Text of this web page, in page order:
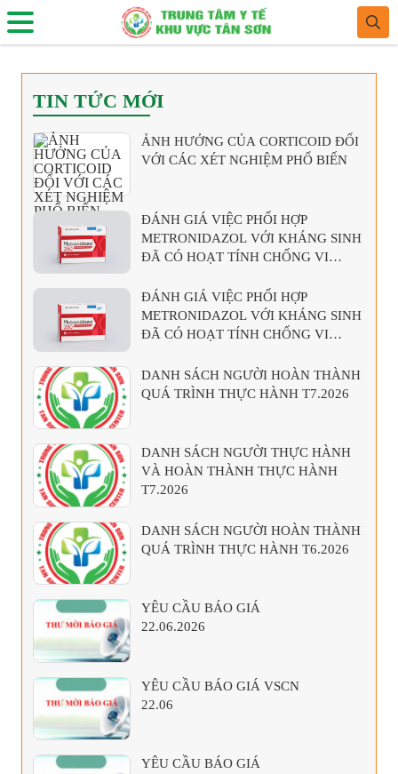
TIN TỨC MỚI
ẢNH HƯỞNG CỦA CORTICOID ĐỐI
VỚI CÁC XÉT NGHIỆM PHỔ BIẾN
ĐÁNH GIÁ VIỆC PHỐI HỢP
METRONIDAZOL VỚI KHÁNG SINH
ĐÃ CÓ HOẠT TÍNH CHỐNG VI
ĐÁNH GIÁ VIỆC PHỐI HỢP
METRONIDAZOL VỚI KHÁNG SINH
ĐÃ CÓ HOẠT TÍNH CHỐNG VI
DANH SÁCH NGƯỜI HOÀN THÀNH
QUÁ TRÌNH THỰC HÀNH T7.2026
DANH SÁCH NGƯỜI THỰC HÀNH
VÀ HOÀN THÀNH THỰC HÀNH
T7.2026
DANH SÁCH NGƯỜI HOÀN THÀNH
QUÁ TRÌNH THỰC HÀNH T6.2026
YÊU CẦU BÁO GIÁ
22.06.2026
YÊU CẦU BÁO GIÁ VSCN
22.06
YÊU CẦU BÁO GIÁ